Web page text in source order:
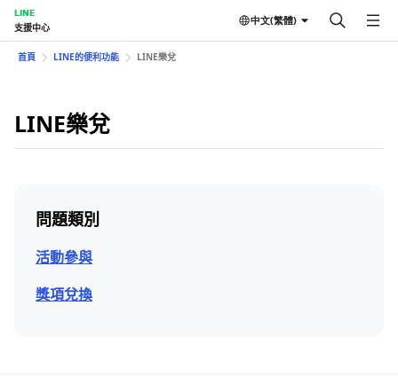
LINE
支援中心
中文(繁體)
首頁 LINE的便利功能 LINE樂兌
LINE樂兌
問題類別
活動參與
獎項兌換